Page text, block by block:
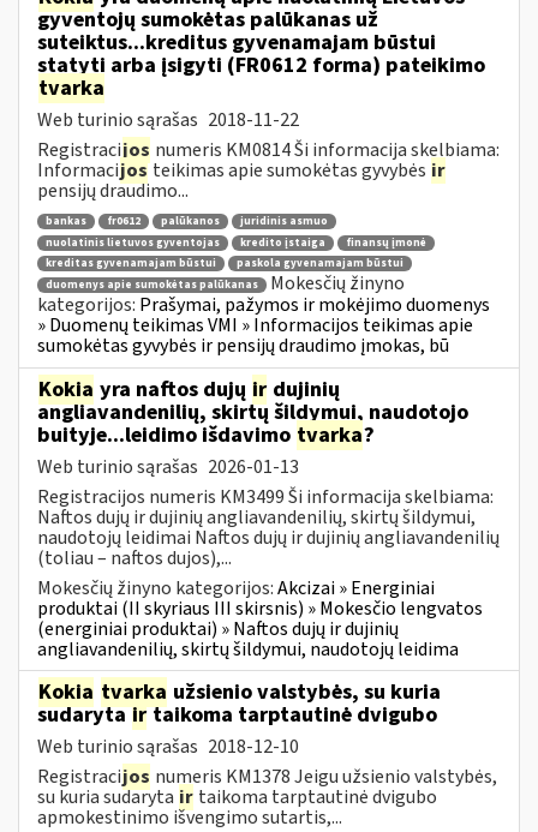
gyventojų sumokėtas palūkanas už
suteiktus...kreditus gyvenamajam būstui
statyti arba įsigyti (FR0612 forma) pateikimo
tvarka
Web turinio sąrašas 2018-11-22
Registracijos numeris KM0814 Ši informacija skelbiama:
Informacijosteikimas apie sumokėtas gyvybės ir
pensijų draudimo...
bankas fr0612 palūkanos
juridinis asmuo
nuolatinis lietuvos gyventojas
kredito įstaiga
finansų įmonė
kreditas gyvenamajam būstui
paskola gyvenamajam būstui
duomenys apie sumokėtas palūkanas
Mokesčių žinyno
kategorijos: Prašymai, pažymos ir mokėjimo duomenys
» Duomenų teikimas VMI » Informacijos teikimas apie
sumokėtas gyvybės ir pensijų draudimo įmokas, bū
Kokia yra naftos dujų ir dujinių
angliavandenilių, skirtų šildymui, naudotojo
buityje...leidimo išdavimo tvarka?
Web turinio sąrašas 2026-01-13
Registracijos numeris KM3499 Ši informacija skelbiama:
Naftos dujų ir dujinių angliavandenilių, skirtų šildymui,
naudotojų leidimai Naftos dujų ir dujinių angliavandenilių
(toliau – naftos dujos),...
Mokesčių žinyno kategorijos:Akcizai » Energiniai
produktai (II skyriaus III skirsnis) » Mokesčio lengvatos
(energiniai produktai) » Naftos dujų ir dujinių
angliavandenilių, skirtų šildymui, naudotojų leidima
Kokia tvarka užsienio valstybės, su kuria
sudarytairtaikoma tarptautinė dvigubo
Web turinio sąrašas 2018-12-10
Registracijos numeris KM1378 Jeigu užsienio valstybės,
su kuria sudaryta ir taikoma tarptautinė dvigubo
apmokestinimo išvengimo sutartis,...